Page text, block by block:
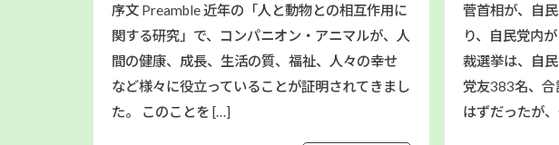
序文 Preamble 近年の「人と動物との相互作用に
関する研究」で、コンパニオン・アニマルが、人
間の健康、成長、生活の質、福祉、人々の幸せ
など様々に役立っていることが証明されてきまし
た。 このことを […]
菅首相が、自
り、自民党内
裁選挙は、自
党友383名、
はずだったが